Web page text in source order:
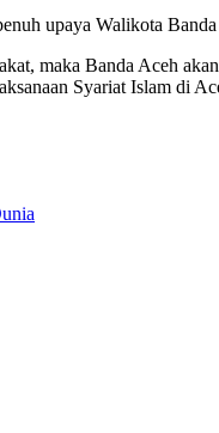
upaya Walikota
maka Banda Aceh
Syariat Islam di